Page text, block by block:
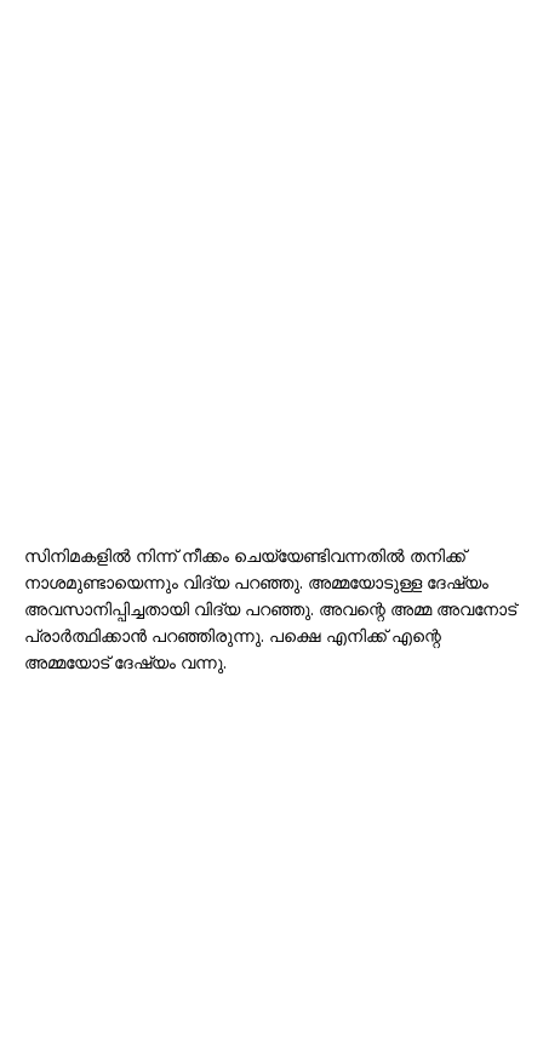
സിനിമകളിൽ നിന്ന് നീക്കം ചെയ്യേണ്ടിവന്നതിൽ തനിക്ക്
നാശമുണ്ടായെന്നും വിദ്യ പറഞ്ഞു. അമ്മയോടുള്ള ദേഷ്യം
അവസാനിപ്പിച്ചതായി വിദ്യ പറഞ്ഞു. അവന്റെ അമ്മ അവനോട്
പ്രാർത്ഥിക്കാൻ പറഞ്ഞിരുന്നു. പക്ഷെ എനിക്ക് എന്റെ
അമ്മയോട് ദേഷ്യം വന്നു.